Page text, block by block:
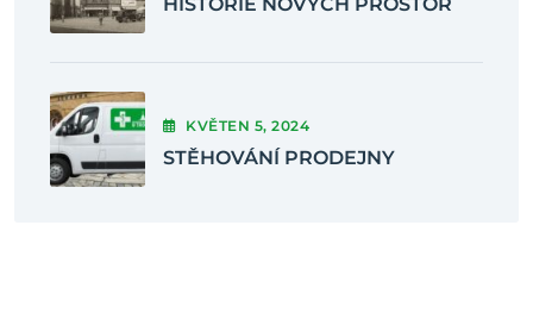
KVĚTEN 5, 2024
STĚHOVÁNÍ PRODEJNY